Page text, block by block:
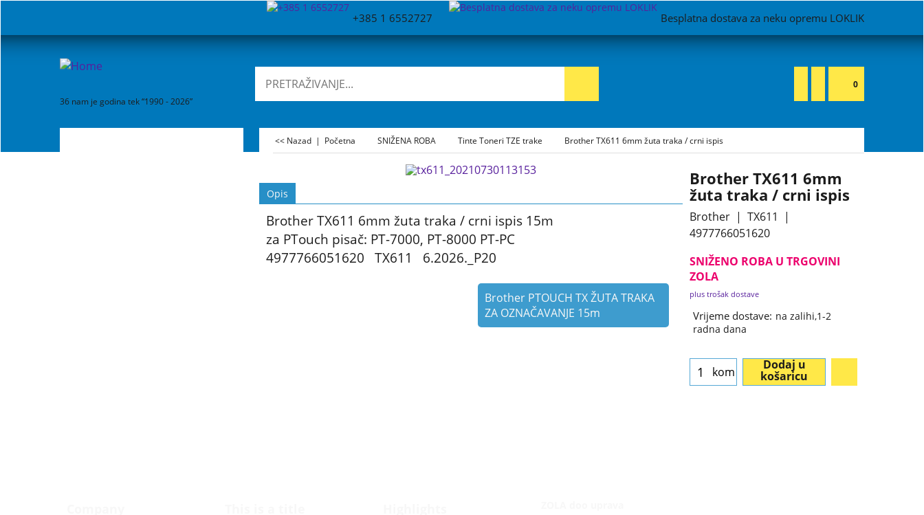
+385 1 6552727 Besplatna dostava za neku opremu LOKLIK
36 nam je godina tek “1990 - 2026”
0
<< Nazad | Početna SNIŽENA ROBA Tinte Toneri TZE trake Brother TX611 6mm žuta traka / crni ispis
Brother TX611 6mm
žuta traka / crni ispis
Brother
TX611
4977766051620
SNIŽENO ROBA U TRGOVINI
ZOLA
plus trošak dostave
Vrijeme dostave: na zalihi,1-2
radna dana
kom Dodaj u
košaricu
Opis
Brother TX611 6mm žuta traka / crni ispis 15m
za PTouch pisač: PT-7000, PT-8000 PT-PC
4977766051620 TX611 6.2026._P20
Brother PTOUCH TX ŽUTA TRAKA
ZA OZNAČAVANJE 15m